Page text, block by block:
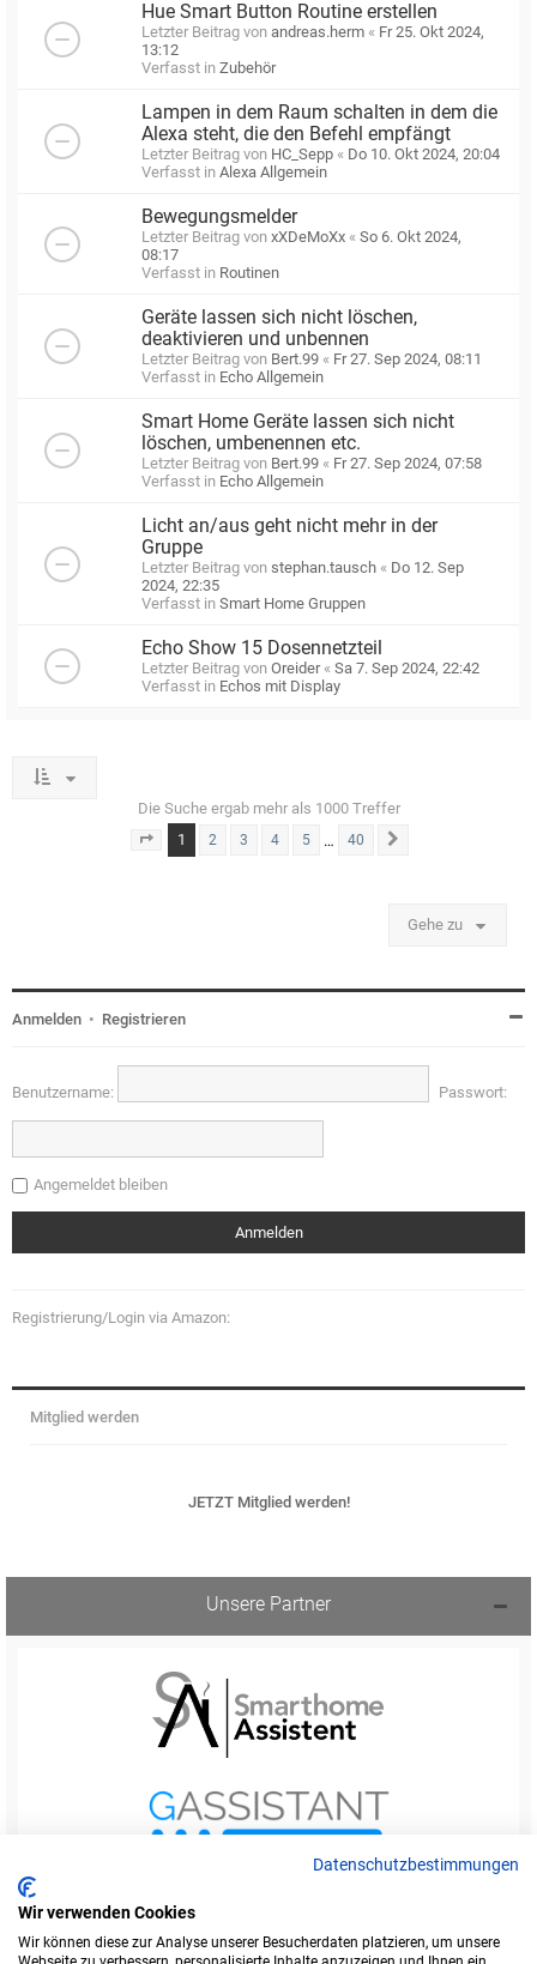
Hue Smart Button Routine erstellen
Letzter Beitrag von andreas.herm « Fr 25. Okt 2024,
13:12
Verfasst in Zubehör
Lampen in dem Raum schalten in dem die
Alexa steht, die den Befehl empfängt
Letzter Beitrag von HC_Sepp « Do 10. Okt 2024, 20:04
Verfasst in Alexa Allgemein
Bewegungsmelder
Letzter Beitrag von xXDeMoXx « So 6. Okt 2024,
08:17
Verfasst in Routinen
Geräte lassen sich nicht löschen,
deaktivieren und unbennen
Letzter Beitrag von Bert.99 « Fr 27. Sep 2024, 08:11
Verfasst in Echo Allgemein
Smart Home Geräte lassen sich nicht
löschen, umbenennen etc.
Letzter Beitrag von Bert.99 « Fr 27. Sep 2024, 07:58
Verfasst in Echo Allgemein
Licht an/aus geht nicht mehr in der
Gruppe
Letzter Beitrag von stephan.tausch « Do 12. Sep
2024, 22:35
Verfasst in Smart Home Gruppen
Echo Show 15 Dosennetzteil
Letzter Beitrag von Oreider« Sa 7. Sep 2024, 22:42
Verfasst in Echos mit Display
Die Suche ergab mehr als 1000 Treffer
Seite von 40
1 2 3 4 5 … 40
Gehe zu
Anmelden • Registrieren
Benutzername: Passwort:
Angemeldet bleiben
Registrierung/Login via Amazon:
Mitglied werden
JETZT Mitglied werden!
Unsere Partner
Datenschutzbestimmungen
Wir verwenden Cookies
Wir können diese zur Analyse unserer Besucherdaten platzieren, um unsere